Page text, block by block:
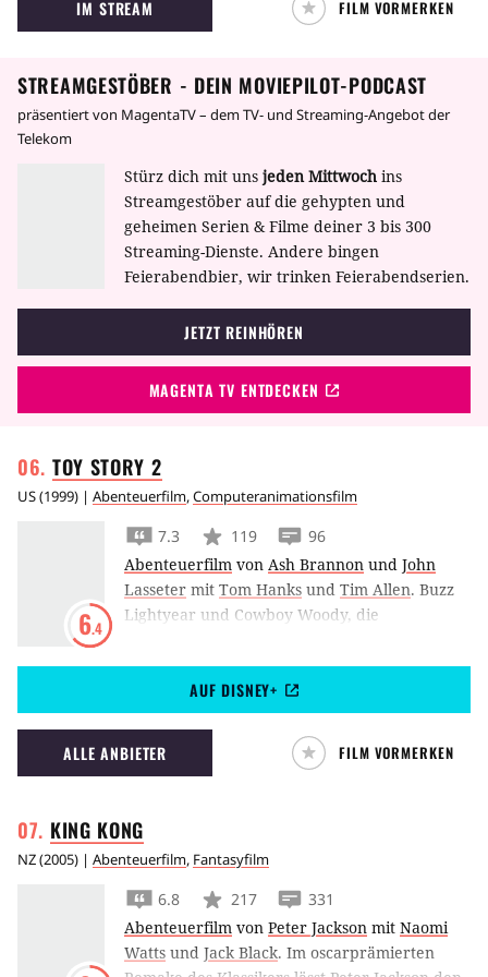
losreißen und flieht mit Ann als seiner
Gefangenen durch die Großstadt…
IM STREAM FILM VORMERKEN
STREAMGESTÖBER - DEIN MOVIEPILOT-PODCAST
präsentiert von MagentaTV – dem TV- und Streaming-Angebot der
Telekom
Stürz dich mit uns jeden Mittwoch ins
Streamgestöber auf die gehypten und
geheimen Serien & Filme deiner 3 bis 300
Streaming-Dienste. Andere bingen
Feierabendbier, wir trinken Feierabendserien.
JETZT REINHÖREN
MAGENTA TV ENTDECKEN
TOY STORY 2
US(1999) | Abenteuerfilm,Computeranimationsfilm
6.4
7.3 119
96
Abenteuerfilm von Ash Brannon und John
Lasseter mit Tom Hanks und Tim Allen. Buzz
Lightyear und Cowboy Woody, die
melden sich mit Toy Story 2 zurück.
AUF DISNEY+
ALLE ANBIETER FILM VORMERKEN
KING KONG
NZ(2005) | Abenteuerfilm, Fantasyfilm
6.8 217
331
Abenteuerfilm von Peter Jackson mit Naomi
Watts und Jack Black. Im oscarprämierten